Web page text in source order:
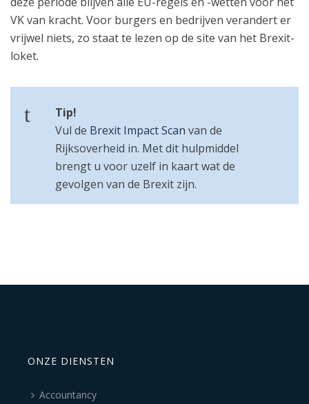
VK van kracht. Voor burgers en bedrijven verandert er
vrijwel niets, zo staat te lezen op de site van het Brexit-
loket.
Tip!
Vul de Brexit Impact Scan van de
Rijksoverheid in. Met dit hulpmiddel
brengt u voor uzelf in kaart wat de
gevolgen van de Brexit zijn.
ONZE DIENSTEN
Accountancy